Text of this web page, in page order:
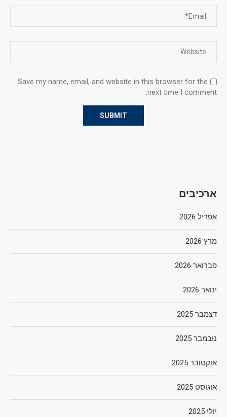
Save my name, email, and website in this browser for the
next time I comment.
ארכיבים
אפריל 2026
מרץ 2026
פברואר 2026
ינואר 2026
דצמבר 2025
נובמבר 2025
אוקטובר 2025
אוגוסט 2025
יולי 2025